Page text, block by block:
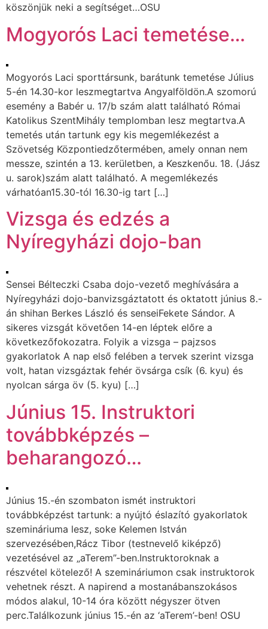
köszönjük neki a segítséget…OSU
Mogyorós Laci temetése…
Mogyorós Laci sporttársunk, barátunk temetése Július
5-én 14.30-kor leszmegtartva Angyalföldön.A szomorú
esemény a Babér u. 17/b szám alatt található Római
Katolikus SzentMihály templomban lesz megtartva.A
temetés után tartunk egy kis megemlékezést a
Szövetség Központiedzőtermében, amely onnan nem
messze, szintén a 13. kerületben, a Keszkenőu. 18. (Jász
u. sarok)szám alatt található. A megemlékezés
várhatóan15.30-tól 16.30-ig tart […]
Vizsga és edzés a
Nyíregyházi dojo-ban
Sensei Bélteczki Csaba dojo-vezető meghívására a
Nyíregyházi dojo-banvizsgáztatott és oktatott június 8.-
án shihan Berkes László és senseiFekete Sándor. A
sikeres vizsgát követően 14-en léptek előre a
következőfokozatra. Folyik a vizsga – pajzsos
gyakorlatok A nap első felében a tervek szerint vizsga
volt, hatan vizsgáztak fehér övsárga csík (6. kyu) és
nyolcan sárga öv (5. kyu) […]
Június 15. Instruktori
továbbképzés –
beharangozó…
Június 15.-én szombaton ismét instruktori
továbbképzést tartunk: a nyújtó éslazító gyakorlatok
szemináriuma lesz, soke Kelemen István
szervezésében,Rácz Tibor (testnevelő kiképző)
vezetésével az „aTerem”-ben.Instruktoroknak a
részvétel kötelező! A szemináriumon csak instruktorok
vehetnek részt. A napirend a mostanábanszokásos
módos alakul, 10-14 óra között négyszer ötven
perc.Találkozunk június 15.-én az ‘aTerem’-ben! OSU